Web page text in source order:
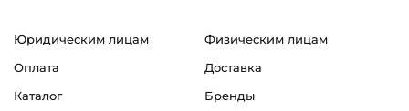
Юридическим лицам
Физическим лицам
Оплата
Доставка
Каталог
Бренды